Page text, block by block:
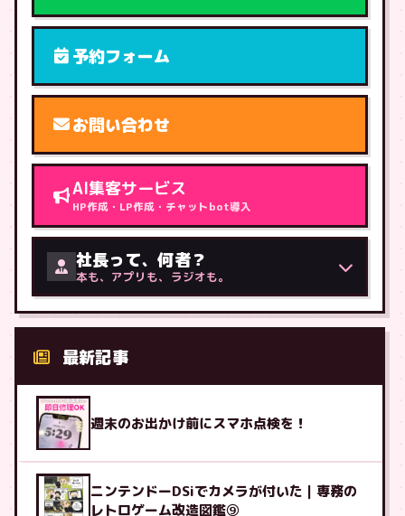
予約フォーム
お問い合わせ
AI集客サービス
HP作成・LP作成・チャットbot導入
社長って、何者？
本も、アプリも、ラジオも。
最新記事
週末のお出かけ前にスマホ点検を！
ニンテンドーDSiでカメラが付いた｜専務の
レトロゲーム改造図鑑⑨